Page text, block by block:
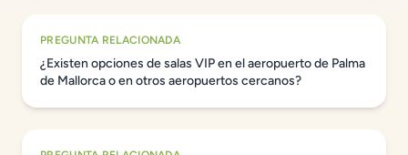
PREGUNTA RELACIONADA
¿Existen opciones de salas VIP en el aeropuerto de Palma
de Mallorca o en otros aeropuertos cercanos?